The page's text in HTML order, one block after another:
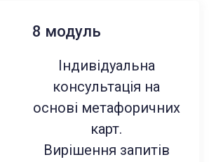
8 модуль
Індивідуальна
консультація на
основі метафоричних
карт.
Вирішення запитів